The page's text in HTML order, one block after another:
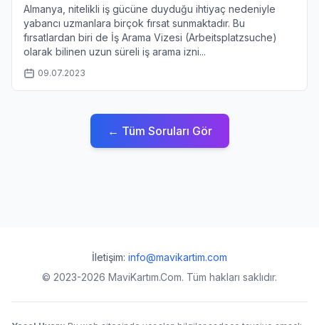
Almanya, nitelikli iş gücüne duyduğu ihtiyaç nedeniyle
yabancı uzmanlara birçok fırsat sunmaktadır. Bu
fırsatlardan biri de İş Arama Vizesi (Arbeitsplatzsuche)
olarak bilinen uzun süreli iş arama izni...
09.07.2023
← Tüm Soruları Gör
İletişim: info@mavikartim.com
© 2023-2026 MaviKartım.Com. Tüm hakları saklıdır.